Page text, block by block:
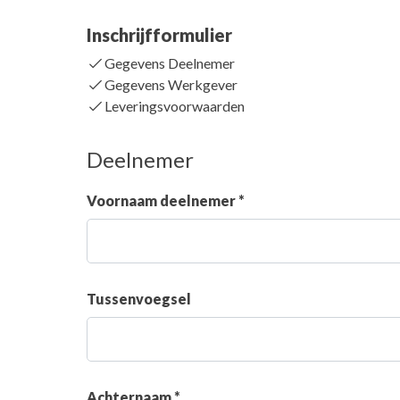
Inschrijfformulier
Gegevens Deelnemer
Gegevens Werkgever
Leveringsvoorwaarden
Deelnemer
Voornaam deelnemer *
Tussenvoegsel